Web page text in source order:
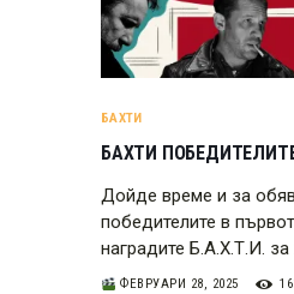
БАХТИ
БАХТИ
Дойде време и за
победителите в
наградите Б.А.Х.Т.И. за
ФЕВРУАРИ 28, 2025